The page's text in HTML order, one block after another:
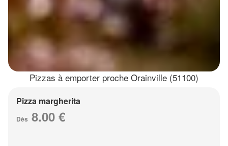
Pizzas à emporter proche Orainville (51100)
Pizza margherita
Dès 8.00 €